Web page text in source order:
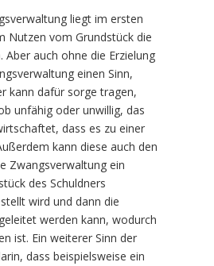
liegt im ersten
Nutzen vom Grundstück die
auch ohne die Erzielung
einen Sinn,
kann dafür sorge tragen,
unfähig oder unwillig, das
dass es zu einer
kann diese auch den
Zwangsverwaltung ein
des Schuldners
wird und dann die
werden kann, wodurch
ist. Ein weiterer Sinn der
dass beispielsweise ein